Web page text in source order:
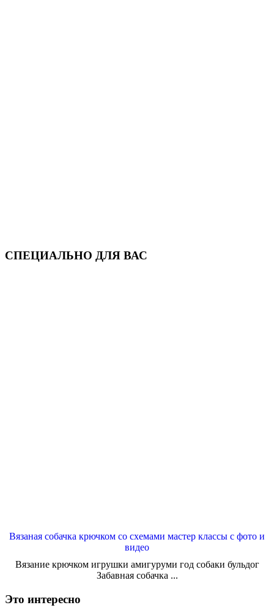
СПЕЦИАЛЬНО ДЛЯ ВАС
Вязаная собачка крючком со схемами мастер классы с фото и
видео
Вязание крючком игрушки амигуруми год собаки бульдог
Забавная собачка ...
Это интересно